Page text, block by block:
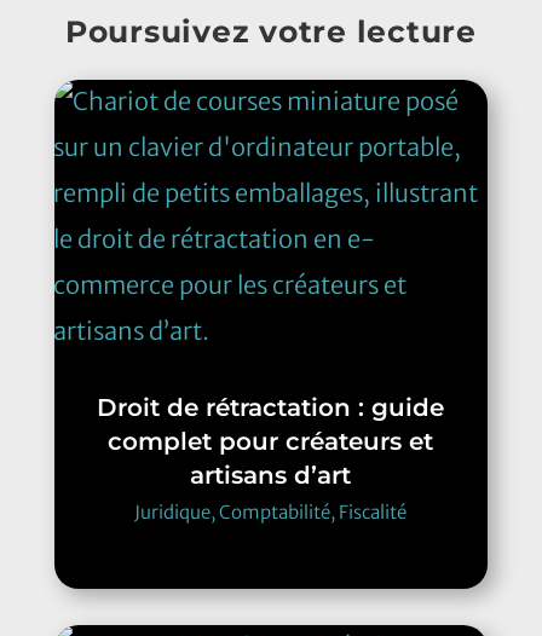
Poursuivez votre lecture
Droit de rétractation : guide
complet pour créateurs et
artisans d’art
Juridique, Comptabilité, Fiscalité